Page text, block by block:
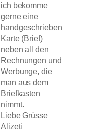
ich bekomme
gerne eine
handgeschrieben
Karte (Brief)
neben all den
Rechnungen und
Werbunge, die
man aus dem
Briefkasten
nimmt.
Liebe Grüsse
Alizeti